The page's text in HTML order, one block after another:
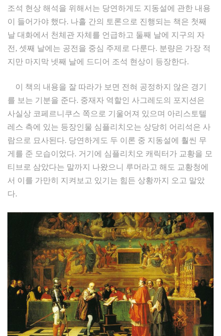
조석 현상 해석을 위해서는 당연하게도 지동설에 관한 내용
이 들어가야 했다. 나흘 간의 토론으로 진행되는 책은 첫째
날 대화에서 천체관 자체를 언급하고 둘째 날에 지구의 자
전, 셋째 날에는 공전을 중심 주제로 다룬다. 분량은 가장 적
지만 마지막 넷째 날에 드디어 조석 현상이 등장한다.
이 책의 내용을 잘 따라가 보면 전혀 공정하지 않은 경기
를 보는 기분을 준다. 중재자 역할인 사그레도의 포지션은
사실상 코페르니쿠스 쪽으로 기울어져 있으며 아리스토텔
레스 측에 있는 등장인물 심플리치오는 상당히 어리석은 사
람으로 묘사된다. 당연하게도 두 이론 중 지동설에 훨씬 무
게를 준 모습이었다. 거기에 심플리치오 캐릭터가 교황을 모
티브로 삼았다는 말까지 나왔으니 루머라고 해도 교황청에
서 이를 가만히 지켜보고 있기는 힘든 상황까지 오고 말았
다.